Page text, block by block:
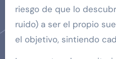
riesgo de que lo
ruido) a ser el propio
el objetivo, sintiendo